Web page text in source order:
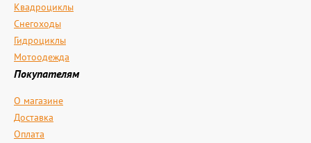
Квадроциклы
Снегоходы
Гидроциклы
Мотоодежда
Покупателям
О магазине
Доставка
Оплата